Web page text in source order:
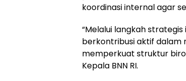
koordinasi internal agar
“Melalui langkah
berkontribusi aktif dalam
memperkuat struktur
Kepala BNN RI.